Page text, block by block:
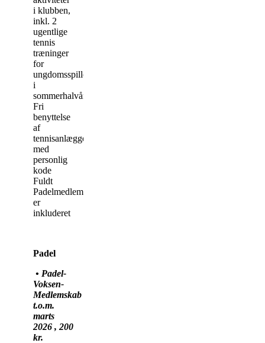
i klubben,
inkl. 2
ugentlige
tennis
træninger
for
ungdomsspillere
i
sommerhalvåret
Fri
benyttelse
af
tennisanlægget
med
personlig
kode
Fuldt
Padelmedlemskab
er
inkluderet
Padel
• Padel-
Voksen-
Medlemskab
t.o.m.
marts
2026 , 200
kr.